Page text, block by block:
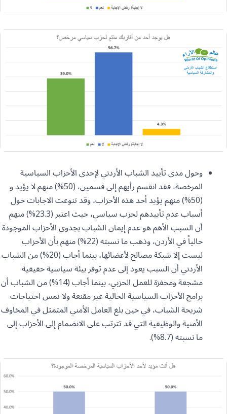
وحول مدى تأييد الشباب الأردني لإحدى الأحزاب السياسية
المرخصة، فقد انقسم رأيهم إلى قسمين، (50%) منهم لا يؤيد و
(50%) منهم يؤيد أحد هذه الأحزاب، وقد تنوعت الاجابات حول
أسباب عدم تأييدهم لحزب سياسي، حيث اعتبر (23.3%) منهم
أن السبب الأهم هو عدم إيمان الشباب بجدوى الأحزاب الموجودة
حالياً في الأردن، وذهب ما نسبته (22%) منهم بأن الأحزاب
ليست إلا شبكة مصالح لأعضائها، بينما أجاب (20%) من الشباب
الأردني أن السبب يعود إلى عدم توفر بيئة سياسية حقيقية
مشجعة ومحفزة للعمل الحزبي، بينما أجاب (14%) من الشباب أن
برامج الأحزاب السياسية الحالية غير مقنعة ولا تمس احتياجات
شريحة الشباب، في حين بلغ العامل الأمني المتمثل في المخاوف
الأمنية والوظيفية التي قد تترتب على الانضمام إلى الأحزاب إلى
ما نسبته (8.7%).